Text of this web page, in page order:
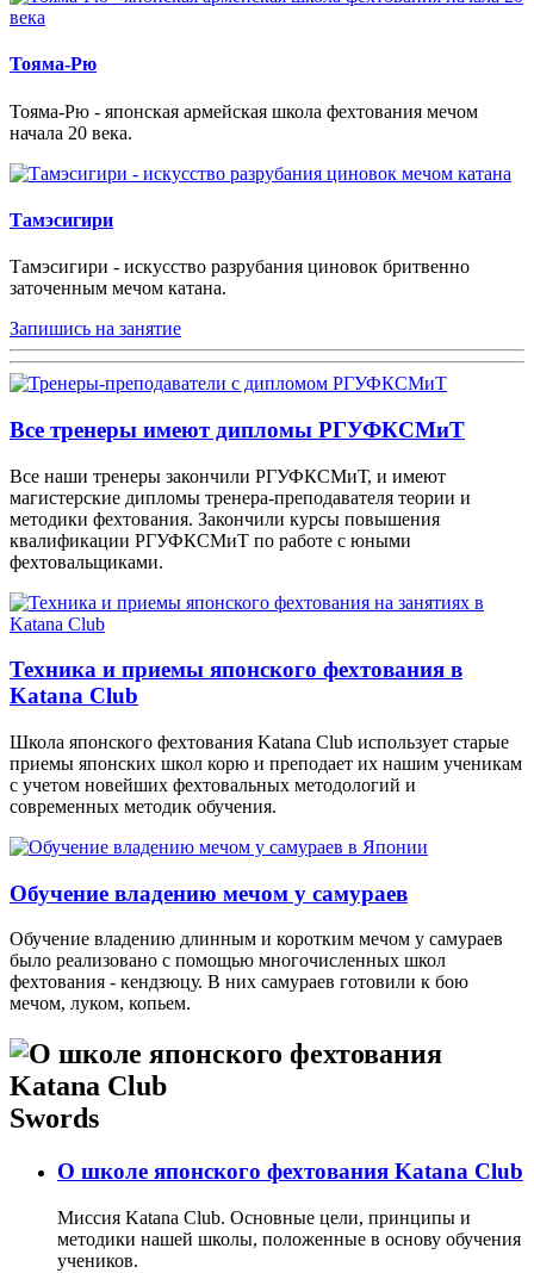
Тояма-Рю
Тояма-Рю - японская армейская школа фехтования мечом
начала 20 века.
Тамэсигири
Тамэсигири - искусство разрубания циновок бритвенно
заточенным мечом катана.
Запишись на занятие
Все тренеры имеют дипломы РГУФКСМиТ
Все наши тренеры закончили РГУФКСМиТ, и имеют
магистерские дипломы тренера-преподавателя теории и
методики фехтования. Закончили курсы повышения
квалификации РГУФКСМиТ по работе с юными
фехтовальщиками.
Техника и приемы японского фехтования в
Katana Club
Школа японского фехтования Katana Club использует старые
приемы японских школ корю и преподает их нашим ученикам
с учетом новейших фехтовальных методологий и
современных методик обучения.
Обучение владению мечом у самураев
Обучение владению длинным и коротким мечом у самураев
было реализовано с помощью многочисленных школ
фехтования - кендзюцу. В них самураев готовили к бою
мечом, луком, копьем.
Swords
О школе японского фехтования Katana Club
Миссия Katana Club. Основные цели, принципы и
методики нашей школы, положенные в основу обучения
учеников.